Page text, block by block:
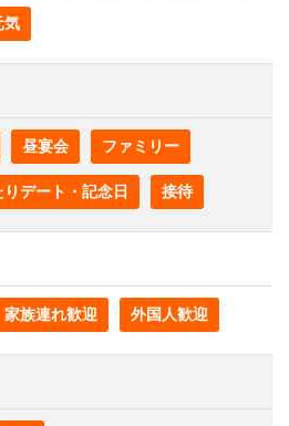
気
昼宴会 ファミリー
デート・記念日 接待
家族連れ歓迎 外国人歓迎